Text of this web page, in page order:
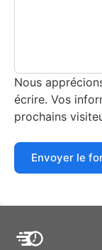
Nous
écrire. Vos
prochains
Envoyer le